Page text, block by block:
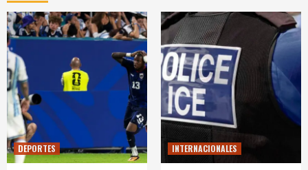
DEPORTES INTERNACIONALES